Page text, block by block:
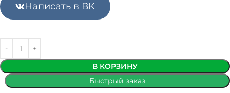
Написать в ВК
В КОРЗИНУ
Быстрый заказ